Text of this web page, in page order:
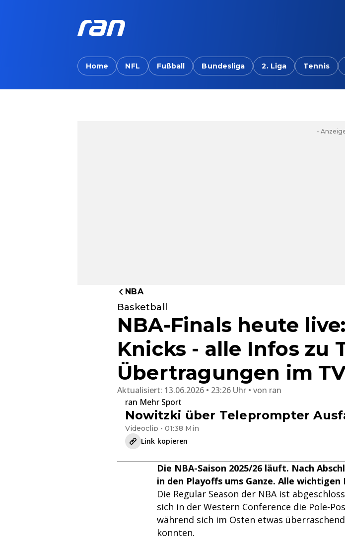
Home NFL Fußball Bundesliga 2. Liga Tennis
-
NBA
Basketball
NBA-Finals heute
Knicks - alle Infos zu
Übertragungen im
Aktualisiert: 13.06.2026 • 23:26 Uhr von ran
ran Mehr Sport
Nowitzki über Teleprompter
Videoclip • 01:38 Min
Link kopieren
Die NBA-Saison 2025/26 läuft. Nach
in den Playoffs ums Ganze. Alle
Die Regular Season der NBA ist
sich in der Western Conference die Pole-
während sich im Osten etwas
konnten.